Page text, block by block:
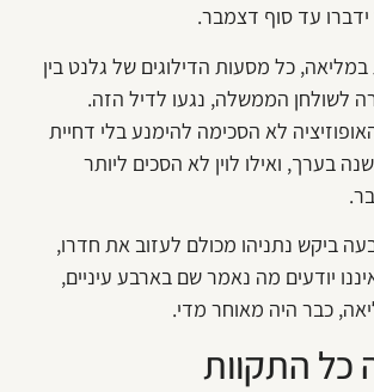
עד סוף דצמבר.
במליאה, כל מסעות הדילוגים של גלנט בין
לשולחן הממשלה, נגעו לדיל הזה.
לא הסכימה להימנע בלי דחיית
בערך, ואילו לוין לא הסכים ליותר
ביקש נתניהו מכולם לעזוב את חדרו,
יודעים מה נאמר שם בארבע עיניים,
כבר היה מאוחר מדי.
כל התקוות